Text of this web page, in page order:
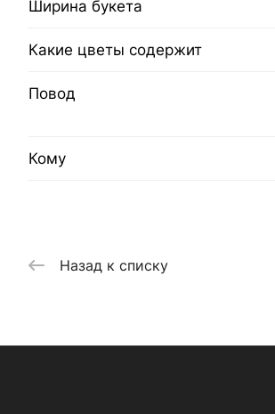
Ширина букета
Какие цветы содержит
Повод
Кому
Назад к списку